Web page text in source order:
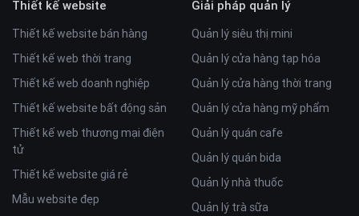
Thiết kế website
Thiết kế website bán hàng
Thiết kế web thời trang
Thiết kế web doanh nghiệp
Thiết kế website bất động sản
Thiết kế web thương mại điện
tử
Thiết kế website giá rẻ
Mẫu website đẹp
Giải pháp quản lý
Quản lý siêu thị mini
Quản lý cửa hàng tạp hóa
Quản lý cửa hàng thời trang
Quản lý cửa hàng mỹ phẩm
Quản lý quán cafe
Quản lý quán bida
Quản lý nhà thuốc
Quản lý trà sữa